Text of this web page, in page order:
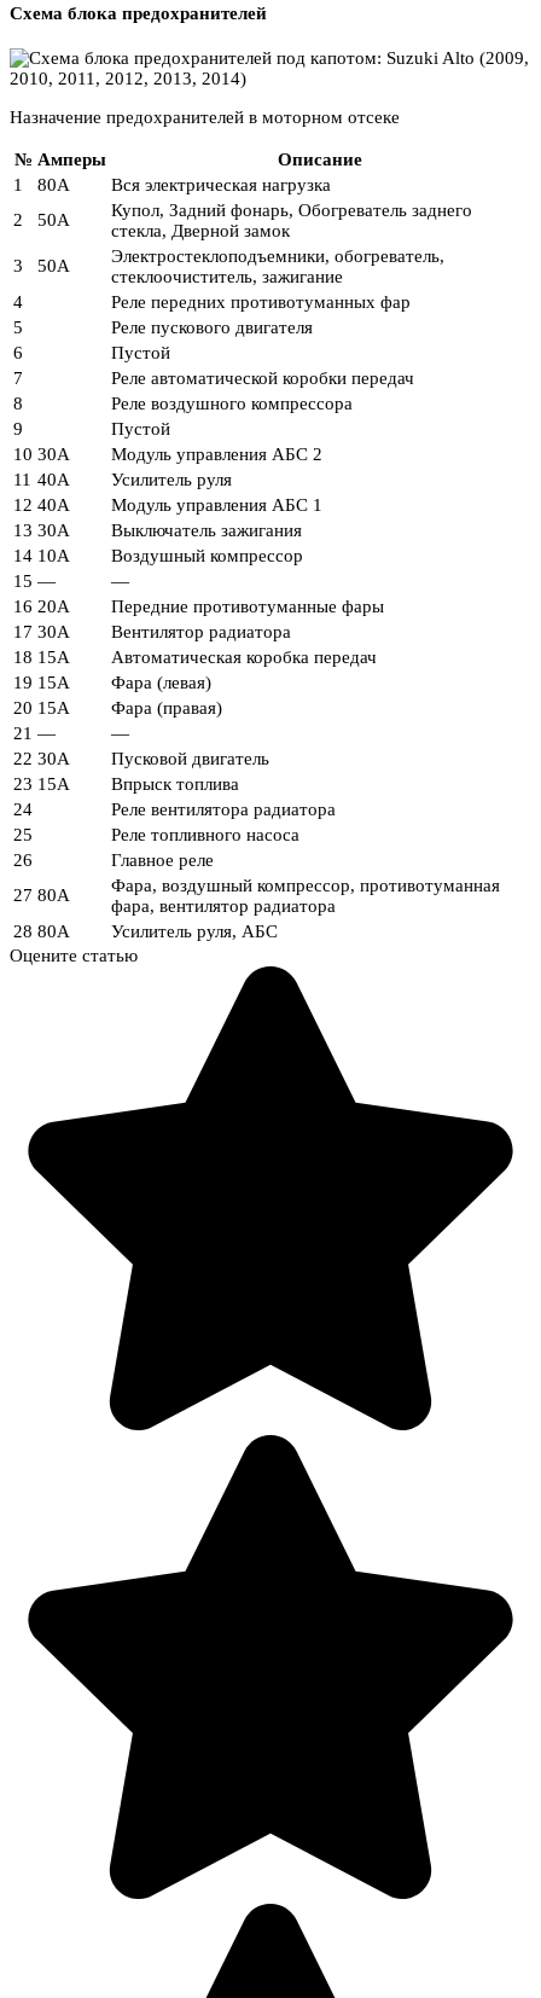
Схема блока предохранителей
Назначение предохранителей в моторном отсеке
№ Амперы
Описание
1
80А
Вся электрическая нагрузка
2
50А
Купол, Задний фонарь, Обогреватель заднего
стекла, Дверной замок
3
50А
Электростеклоподъемники, обогреватель,
стеклоочиститель, зажигание
4
Реле передних противотуманных фар
5
Реле пускового двигателя
6
Пустой
7
Реле автоматической коробки передач
8
Реле воздушного компрессора
9
Пустой
10 30А
Модуль управления АБС 2
11 40А
Усилитель руля
12 40А
Модуль управления АБС 1
13 30А
Выключатель зажигания
14 10А
Воздушный компрессор
15 —
—
16 20А
Передние противотуманные фары
17 30А
Вентилятор радиатора
18 15А
Автоматическая коробка передач
19 15А
Фара (левая)
20 15А
Фара (правая)
21 —
—
22 30А
Пусковой двигатель
23 15А
Впрыск топлива
24
Реле вентилятора радиатора
25
Реле топливного насоса
26
Главное реле
27 80А
Фара, воздушный компрессор, противотуманная
фара, вентилятор радиатора
28 80А
Усилитель руля, АБС
Оцените статью